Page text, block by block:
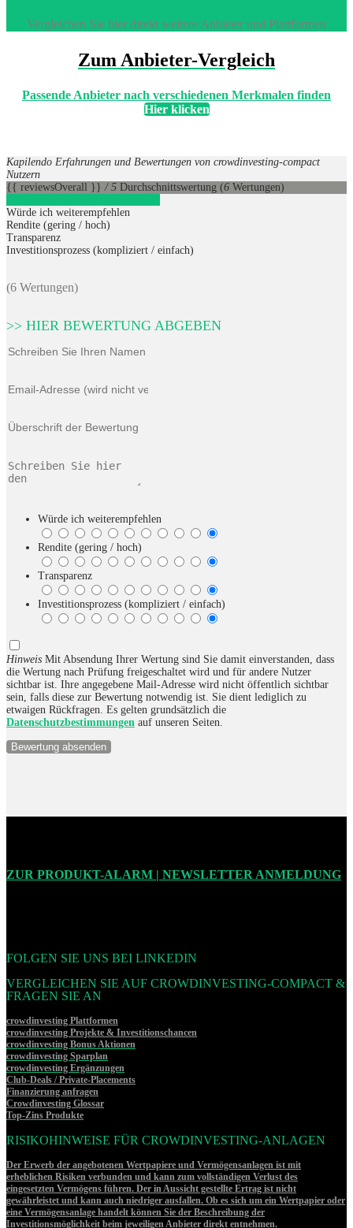
Vergleichen Sie hier direkt weitere Anbieter und Plattformen
Zum Anbieter-Vergleich
Passende Anbieter nach verschiedenen Merkmalen finden
Hier klicken
Kapilendo Erfahrungen und Bewertungen von crowdinvesting-compact
Nutzern
{{ reviewsOverall }} / 5 Durchschnittswertung (6 Wertungen)
Würde ich weiterempfehlen
Rendite (gering / hoch)
Transparenz
Investitionsprozess (kompliziert / einfach)
(6 Wertungen)
>> HIER BEWERTUNG ABGEBEN
Würde ich weiterempfehlen
Rendite (gering / hoch)
Transparenz
Investitionsprozess (kompliziert / einfach)
Hinweis Mit Absendung Ihrer Wertung sind Sie damit einverstanden, dass
die Wertung nach Prüfung freigeschaltet wird und für andere Nutzer
sichtbar ist. Ihre angegebene Mail-Adresse wird nicht öffentlich sichtbar
sein, falls diese zur Bewertung notwendig ist. Sie dient lediglich zu
etwaigen Rückfragen. Es gelten grundsätzlich die
Datenschutzbestimmungen auf unseren Seiten.
ZUR PRODUKT-ALARM | NEWSLETTER ANMELDUNG
FOLGEN SIE UNS BEI LINKEDIN
VERGLEICHEN SIE AUF CROWDINVESTING-COMPACT &
FRAGEN SIE AN
crowdinvesting Plattformen
crowdinvesting Projekte & Investitionschancen
crowdinvesting Bonus Aktionen
crowdinvesting Sparplan
crowdinvesting Ergänzungen
Club-Deals / Private-Placements
Finanzierung anfragen
Crowdinvesting Glossar
Top-Zins Produkte
RISIKOHINWEISE FÜR CROWDINVESTING-ANLAGEN
Der Erwerb der angebotenen Wertpapiere und Vermögensanlagen ist mit
erheblichen Risiken verbunden und kann zum vollständigen Verlust des
eingesetzten Vermögens führen. Der in Aussicht gestellte Ertrag ist nicht
gewährleistet und kann auch niedriger ausfallen. Ob es sich um ein Wertpapier oder
eine Vermögensanlage handelt können Sie der Beschreibung der
Investitionsmöglichkeit beim jeweiligen Anbieter direkt entnehmen.